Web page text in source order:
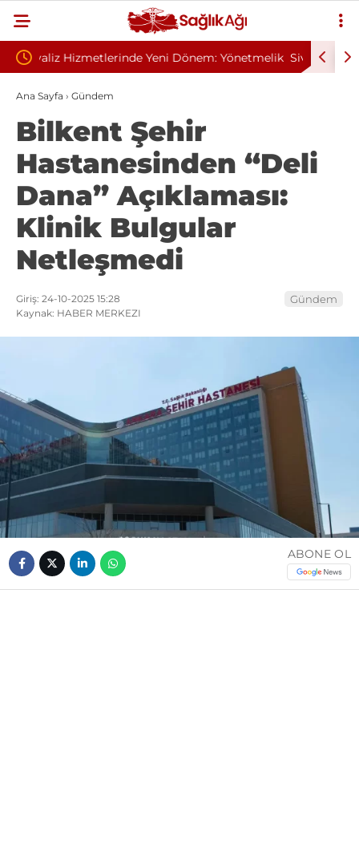
Yönetmelik Sivilce Sandı, Cilt Kanseri Çıktı: Ameliyattan 60
Dikişle Uyandı
Ana Sayfa › Gündem
Bilkent Şehir
Hastanesinden “Deli
Dana” Açıklaması:
Klinik Bulgular
Netleşmedi
Giriş: 24-10-2025 15:28
Kaynak: HABER MERKEZI
Gündem
ABONE OL